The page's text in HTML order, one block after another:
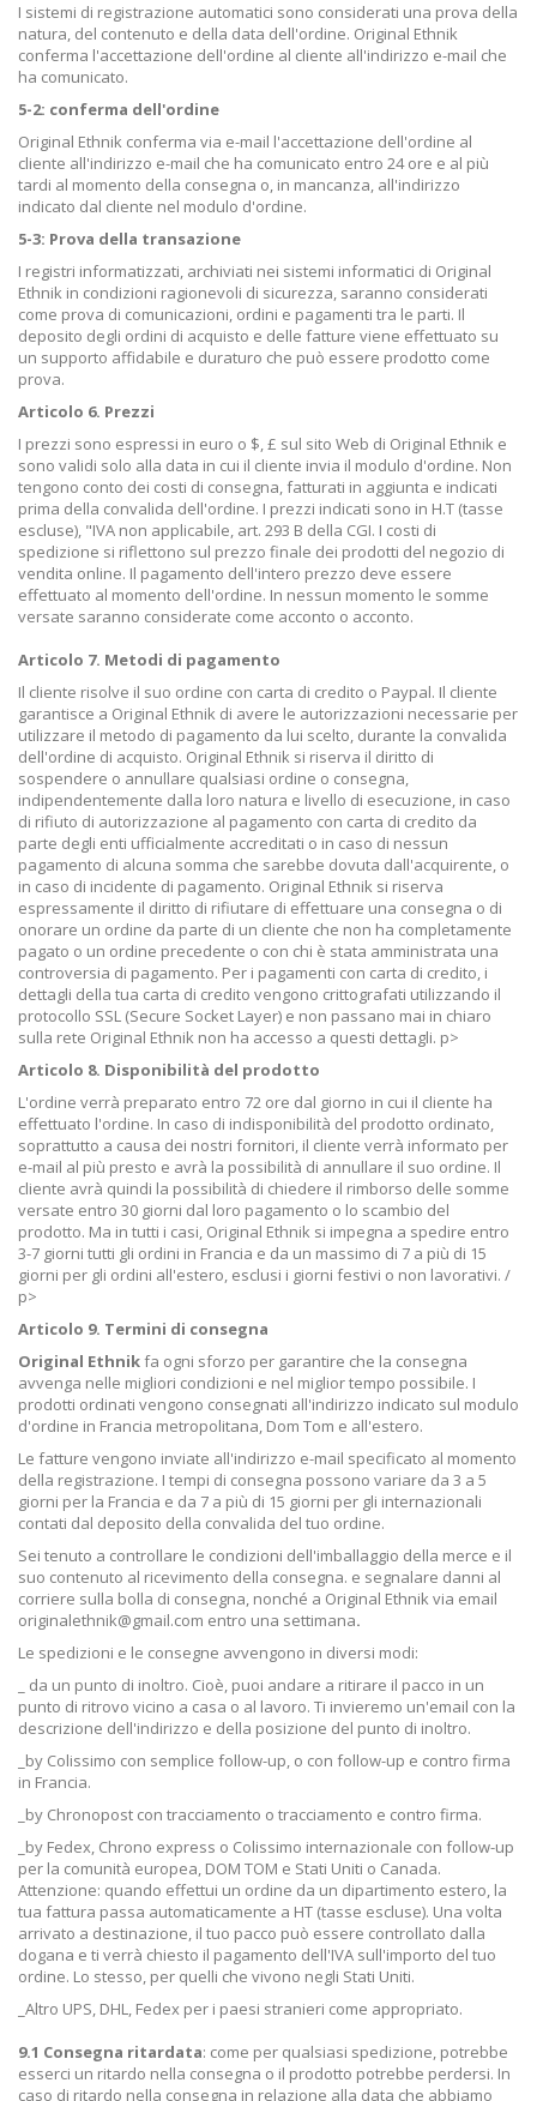
I sistemi di registrazione automatici sono considerati una prova della
natura, del contenuto e della data dell'ordine. Original Ethnik
conferma l'accettazione dell'ordine al cliente all'indirizzo e-mail che
ha comunicato.
5-2: conferma dell'ordine
Original Ethnik conferma via e-mail l'accettazione dell'ordine al
cliente all'indirizzo e-mail che ha comunicato entro 24 ore e al più
tardi al momento della consegna o, in mancanza, all'indirizzo
indicato dal cliente nel modulo d'ordine.
5-3: Prova della transazione
I registri informatizzati, archiviati nei sistemi informatici di Original
Ethnik in condizioni ragionevoli di sicurezza, saranno considerati
come prova di comunicazioni, ordini e pagamenti tra le parti. Il
deposito degli ordini di acquisto e delle fatture viene effettuato su
un supporto affidabile e duraturo che può essere prodotto come
prova.
Articolo 6. Prezzi
I prezzi sono espressi in euro o $, £ sul sito Web di Original Ethnik e
sono validi solo alla data in cui il cliente invia il modulo d'ordine. Non
tengono conto dei costi di consegna, fatturati in aggiunta e indicati
prima della convalida dell'ordine. I prezzi indicati sono in H.T (tasse
escluse), "IVA non applicabile, art. 293 B della CGI. I costi di
spedizione si riflettono sul prezzo finale dei prodotti del negozio di
vendita online. Il pagamento dell'intero prezzo deve essere
effettuato al momento dell'ordine. In nessun momento le somme
versate saranno considerate come acconto o acconto.
Articolo 7. Metodi di pagamento
Il cliente risolve il suo ordine con carta di credito o Paypal. Il cliente
garantisce a Original Ethnik di avere le autorizzazioni necessarie per
utilizzare il metodo di pagamento da lui scelto, durante la convalida
dell'ordine di acquisto. Original Ethnik si riserva il diritto di
sospendere o annullare qualsiasi ordine o consegna,
indipendentemente dalla loro natura e livello di esecuzione, in caso
di rifiuto di autorizzazione al pagamento con carta di credito da
parte degli enti ufficialmente accreditati o in caso di nessun
pagamento di alcuna somma che sarebbe dovuta dall'acquirente, o
in caso di incidente di pagamento. Original Ethnik si riserva
espressamente il diritto di rifiutare di effettuare una consegna o di
onorare un ordine da parte di un cliente che non ha completamente
pagato o un ordine precedente o con chi è stata amministrata una
controversia di pagamento. Per i pagamenti con carta di credito, i
dettagli della tua carta di credito vengono crittografati utilizzando il
protocollo SSL (Secure Socket Layer) e non passano mai in chiaro
sulla rete Original Ethnik non ha accesso a questi dettagli. p>
Articolo 8. Disponibilità del prodotto
L'ordine verrà preparato entro 72 ore dal giorno in cui il cliente ha
effettuato l'ordine. In caso di indisponibilità del prodotto ordinato,
soprattutto a causa dei nostri fornitori, il cliente verrà informato per
e-mail al più presto e avrà la possibilità di annullare il suo ordine. Il
cliente avrà quindi la possibilità di chiedere il rimborso delle somme
versate entro 30 giorni dal loro pagamento o lo scambio del
prodotto. Ma in tutti i casi, Original Ethnik si impegna a spedire entro
3-7 giorni tutti gli ordini in Francia e da un massimo di 7 a più di 15
giorni per gli ordini all'estero, esclusi i giorni festivi o non lavorativi. /
p>
Articolo 9. Termini di consegna
Original Ethnikfa ogni sforzo per garantire che la consegna
avvenga nelle migliori condizioni e nel miglior tempo possibile. I
prodotti ordinati vengono consegnati all'indirizzo indicato sul modulo
d'ordine in Francia metropolitana, Dom Tom e all'estero.
Le fatture vengono inviate all'indirizzo e-mail specificato al momento
della registrazione. I tempi di consegna possono variare da 3 a 5
giorni per la Francia e da 7 a più di 15 giorni per gli internazionali
contati dal deposito della convalida del tuo ordine.
Sei tenuto a controllare le condizioni dell'imballaggio della merce e il
suo contenuto al ricevimento della consegna. e segnalare danni al
corriere sulla bolla di consegna, nonché a Original Ethnik via email
originalethnik@gmail.com entro una settimana.
Le spedizioni e le consegne avvengono in diversi modi:
_ da un punto di inoltro. Cioè, puoi andare a ritirare il pacco in un
punto di ritrovo vicino a casa o al lavoro. Ti invieremo un'email con la
descrizione dell'indirizzo e della posizione del punto di inoltro.
_by Colissimo con semplice follow-up, o con follow-up e contro firma
in Francia.
_by Chronopost con tracciamento o tracciamento e contro firma.
_by Fedex, Chrono express o Colissimo internazionale con follow-up
per la comunità europea, DOM TOM e Stati Uniti o Canada.
Attenzione: quando effettui un ordine da un dipartimento estero, la
tua fattura passa automaticamente a HT (tasse escluse). Una volta
arrivato a destinazione, il tuo pacco può essere controllato dalla
dogana e ti verrà chiesto il pagamento dell'IVA sull'importo del tuo
ordine. Lo stesso, per quelli che vivono negli Stati Uniti.
_Altro UPS, DHL, Fedex per i paesi stranieri come appropriato.
9.1 Consegna ritardata: come per qualsiasi spedizione, potrebbe
esserci un ritardo nella consegna o il prodotto potrebbe perdersi. In
caso di ritardo nella consegna in relazione alla data che abbiamo